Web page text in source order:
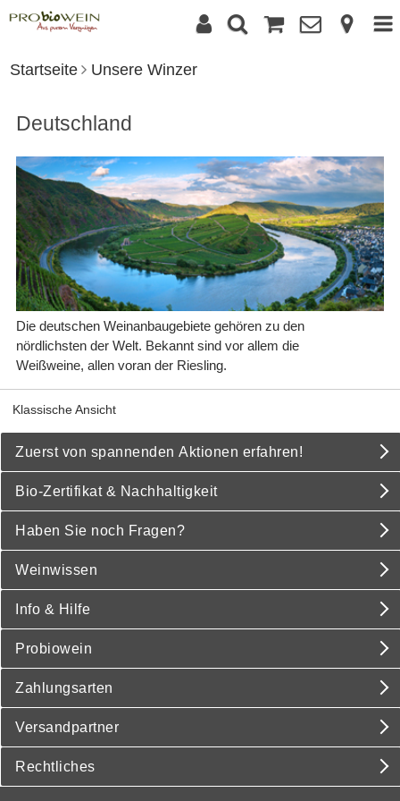
Startseite Unsere Winzer
Deutschland
Die deutschen Weinanbaugebiete gehören zu den
nördlichsten der Welt. Bekannt sind vor allem die
Weißweine, allen voran der Riesling.
Klassische Ansicht
Zuerst von spannenden Aktionen erfahren!
Bio-Zertifikat & Nachhaltigkeit
Haben Sie noch Fragen?
Weinwissen
Info & Hilfe
Probiowein
Zahlungsarten
Versandpartner
Rechtliches